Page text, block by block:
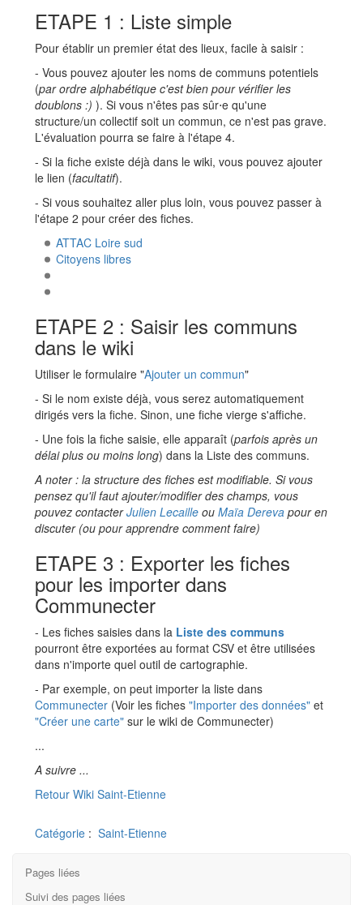
ETAPE 1 : Liste simple
Pour établir un premier état des lieux, facile à saisir :
- Vous pouvez ajouter les noms de communs potentiels
(par ordre alphabétique c'est bien pour vérifier les
doublons :) ). Si vous n'êtes pas sûr⋅e qu'une
structure/un collectif soit un commun, ce n'est pas grave.
L'évaluation pourra se faire à l'étape 4.
- Si la fiche existe déjà dans le wiki, vous pouvez ajouter
le lien (facultatif).
- Si vous souhaitez aller plus loin, vous pouvez passer à
l'étape 2 pour créer des fiches.
ATTAC Loire sud
Citoyens libres
ETAPE 2 : Saisir les communs
dans le wiki
Utiliser le formulaire "Ajouter un commun"
- Si le nom existe déjà, vous serez automatiquement
dirigés vers la fiche. Sinon, une fiche vierge s'affiche.
- Une fois la fiche saisie, elle apparaît (parfois après un
délai plus ou moins long) dans la Liste des communs.
A noter : la structure des fiches est modifiable. Si vous
pensez qu'il faut ajouter/modifier des champs, vous
pouvez contacterJulien Lecaille ou Maïa Dereva pour en
discuter (ou pour apprendre comment faire)
ETAPE 3 : Exporter les fiches
pour les importer dans
Communecter
- Les fiches saisies dans la Liste des communs
pourront être exportées au format CSV et être utilisées
dans n'importe quel outil de cartographie.
- Par exemple, on peut importer la liste dans
Communecter (Voir les fiches "Importer des données" et
"Créer une carte" sur le wiki de Communecter)
...
A suivre ...
Retour Wiki Saint-Etienne
Catégorie : Saint-Etienne
Pages liées
Suivi des pages liées